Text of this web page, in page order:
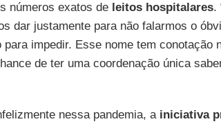
números exatos de leitos hospitalares.
dar justamente para não falarmos o
impedir. Esse nome tem conotação
de ter uma coordenação única
nessa pandemia, a iniciativa